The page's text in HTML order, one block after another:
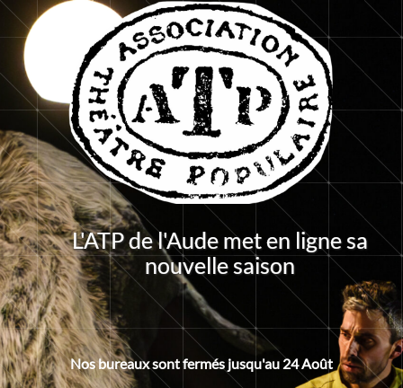
L'ATP de l'Aude met en ligne sa
nouvelle saison
Nos bureaux sont fermés jusqu'au 24 Août